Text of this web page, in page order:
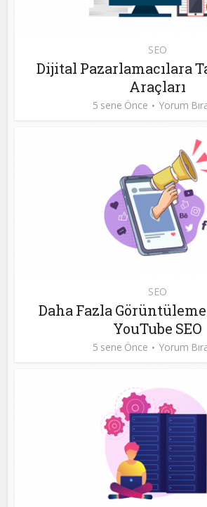
SEO
Dijital Pazarlamacılara
Araçları
5 sene Önce Yorum
SEO
Daha Fazla
YouTube SEO
5 sene Önce Yorum